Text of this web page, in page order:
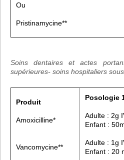
Ou
Pristinamycine**
Soins dentaires et actes
supérieures- soins hospitaliers
Produit
Amoxicilline*
Vancomycine**
Posologie
Adulte : 2g
Enfant :
Adulte : 1g
Enfant : 20